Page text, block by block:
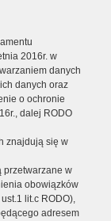
2016r. w
danych
danych oraz
o ochronie
dalej RODO
znajdują się w
przetwarzane w
obowiązków
lit.c RODO),
adresem